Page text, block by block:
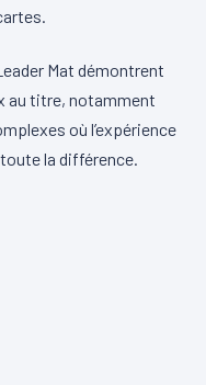
Mat démontrent
au titre, notamment
où l’expérience
la différence.